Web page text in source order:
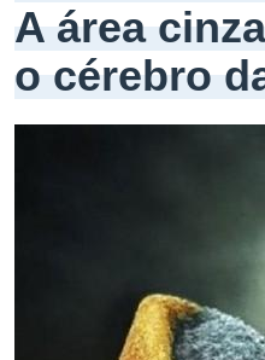
A área
o cérebro